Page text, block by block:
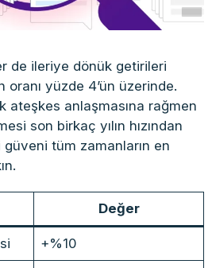
de ileriye dönük getirileri
yüzde 4’ün üzerinde.
ateşkes anlaşmasına rağmen
son birkaç yılın hızından
tüm zamanların en
Değer
+%10